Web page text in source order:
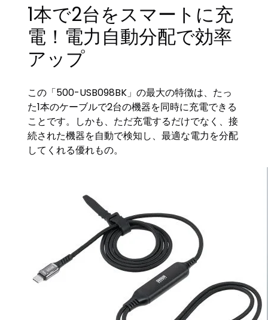
1本で2台をスマートに充
電！電力自動分配で効率
アップ
この「500-USB098BK」の最大の特徴は、たっ
た1本のケーブルで2台の機器を同時に充電できる
ことです。しかも、ただ充電するだけでなく、接
続された機器を自動で検知し、最適な電力を分配
してくれる優れもの。